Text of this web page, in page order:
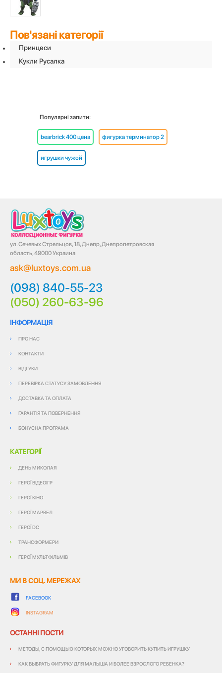
Пов'язані категорії
Принцеси
Кукли Русалка
Популярні запити:
bearbrick 400 цена фигурка терминатор 2
игрушки чужой
ул. Сечевых Стрельцов, 18, Днепр, Днепропетровская
область, 49000 Украина
ask@luxtoys.com.ua
(098) 840-55-23
(050) 260-63-96
ІНФОРМАЦІЯ
ПРО НАС
КОНТАКТИ
ВІДГУКИ
ПЕРЕВІРКА СТАТУСУ ЗАМОВЛЕННЯ
ДОСТАВКА ТА ОПЛАТА
ГАРАНТІЯ ТА ПОВЕРНЕННЯ
БОНУСНА ПРОГРАМА
КАТЕГОРІЇ
ДЕНЬ МИКОЛАЯ
ГЕРОЇ ВІДЕОІГР
ГЕРОЇ КІНО
ГЕРОЇ МАРВЕЛ
ГЕРОЇ DC
ТРАНСФОРМЕРИ
ГЕРОЇ МУЛЬТФІЛЬМІВ
МИ В СОЦ. МЕРЕЖАХ
FACEBOOK
INSTAGRAM
ОСТАННІ ПОСТИ
МЕТОДЫ, С ПОМОЩЬЮ КОТОРЫХ МОЖНО УГОВОРИТЬ КУПИТЬ ИГРУШКУ
КАК ВЫБРАТЬ ФИГУРКУ ДЛЯ МАЛЫША И БОЛЕЕ ВЗРОСЛОГО РЕБЕНКА?